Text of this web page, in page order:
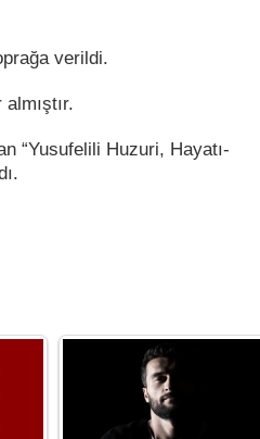
verildi.
“Yusufelili Huzuri, Hayatı-